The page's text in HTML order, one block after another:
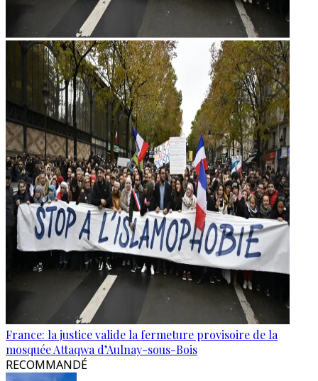
France: la justice valide la fermeture provisoire de la
mosquée Attaqwa d’Aulnay-sous-Bois
RECOMMANDÉ